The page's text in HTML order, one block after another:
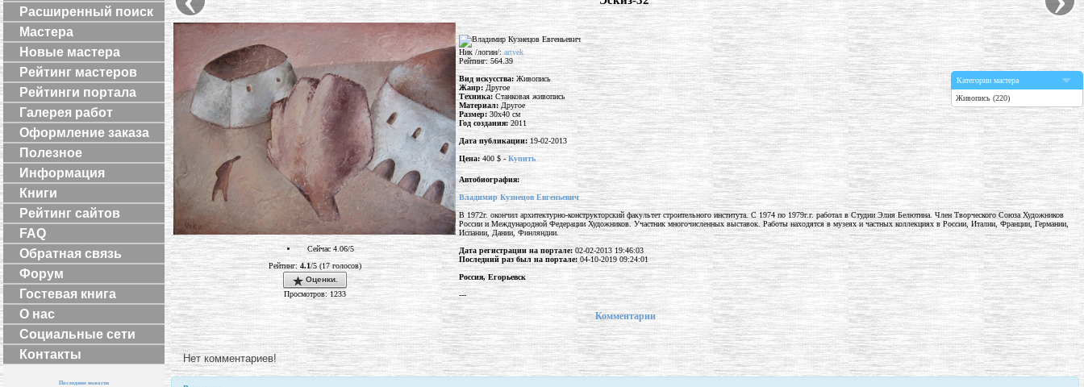
Расширенный поиск
Мастера
Новые мастера
Рейтинг мастеров
Рейтинги портала
Галерея работ
Оформление заказа
Полезное
Информация
Книги
Рейтинг сайтов
FAQ
Обратная связь
Форум
Гостевая книга
О нас
Социальные сети
Контакты
Последние новости
Сейчас 4.06/5
Рейтинг: 4.1/5 (17 голосов)
Оценки.
Просмотров: 1233
Ник /логин/:artvek
Рейтинг: 564.39
Вид искусства: Живопись
Жанр: Другое
Техника:Станковая живопись
Материал:Другое
Размер:30x40 см
Год создания:2011
Дата публикации: 19-02-2013
Цена:400 $ - Купить
Категории мастера
Живопись (220)
Автобиография:
Владимир Кузнецов Евгеньевич
В 1972г. окончил архитектурно-конструкторский факультет строительного института. С 1974 по 1979г.г. работал в Студии Элия Белютина. Член Творческого Союза Художников
России и Международной Федерации Художников. Участник многочисленных выставок. Работы находятся в музеях и частных коллекциях в России, Италии, Франции, Германии,
Испании, Дании, Финляндии.
Дата регистрации на портале:02-02-2013 19:46:03
Последний раз был на портале:04-10-2019 09:24:01
Россия, Егорьевск
---
Комментарии
Нет комментариев!